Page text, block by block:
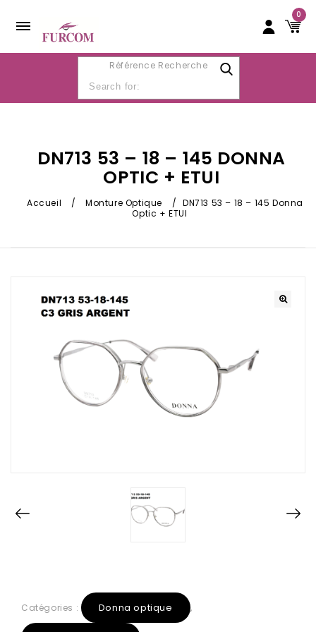
0
Référence Recherche
DN713 53 – 18 – 145 DONNA
OPTIC + ETUI
Accueil / Monture Optique / DN713 53 – 18 – 145 Donna
Optic + ETUI
Catégories : Donna optique ,